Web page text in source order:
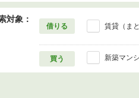
対象：
借りる 賃貸（ま
買う 新築マン